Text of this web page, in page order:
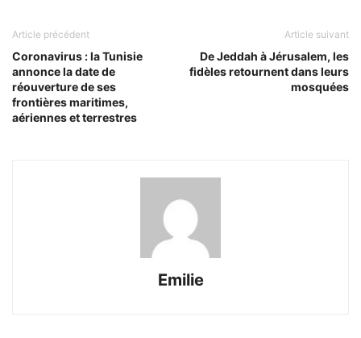
Article précédent
Coronavirus : la Tunisie
annonce la date de
réouverture de ses
frontières maritimes,
aériennes et terrestres
Article suivant
De Jeddah à Jérusalem, les
fidèles retournent dans leurs
mosquées
Emilie